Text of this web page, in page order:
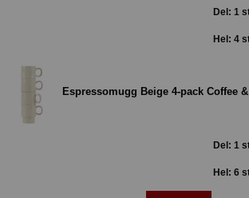
Del: 1
Hel: 4
Espressomugg Beige 4-pack Coffee
Del: 1
Hel: 6